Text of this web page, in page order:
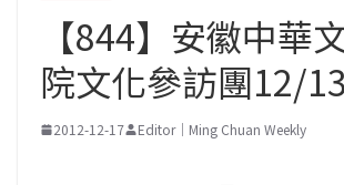
【844】安徽中華
院文化參訪團12/
2012-12-17 Editor｜Ming Chuan Weekly